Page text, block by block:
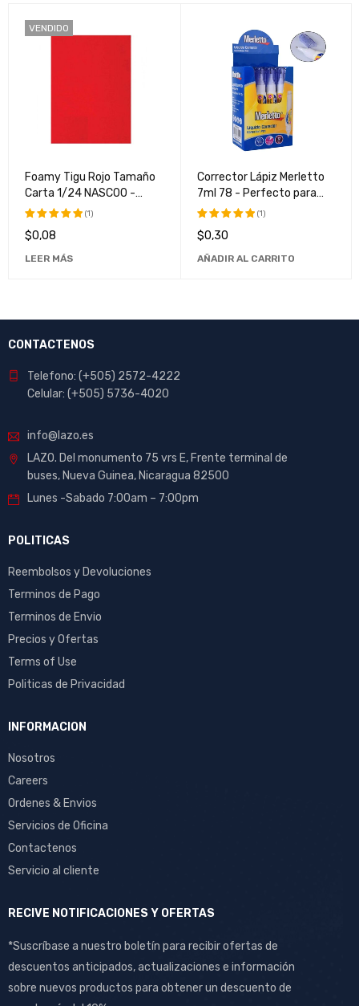
VENDIDO
Foamy Tigu Rojo Tamaño
Carta 1/24 NASC00 -
Material de Papelería Ideal
Proyectos Escolares
Valorado
de 5
(1)
$0,08
LEER MÁS
Corrector Lápiz Merletto
7ml 78 - Perfecto para
Maquillaje Profesional y
Valorado
de 5
(1)
$0,30
AÑADIR AL CARRITO
CONTACTENOS
Telefono: (+505) 2572-4222
Celular: (+505) 5736-4020
info@lazo.es
LAZO. Del monumento 75 vrs E, Frente terminal de
buses, Nueva Guinea, Nicaragua 82500
Lunes -Sabado 7:00am – 7:00pm
POLITICAS
Reembolsos y Devoluciones
Terminos de Pago
Terminos de Envio
Precios y Ofertas
Terms of Use
Politicas de Privacidad
INFORMACION
Nosotros
Careers
Ordenes & Envios
Servicios de Oficina
Contactenos
Servicio al cliente
RECIVE NOTIFICACIONES Y OFERTAS
*Suscríbase a nuestro boletín para recibir ofertas de
descuentos anticipados, actualizaciones e información
sobre nuevos productos para obtener un descuento de